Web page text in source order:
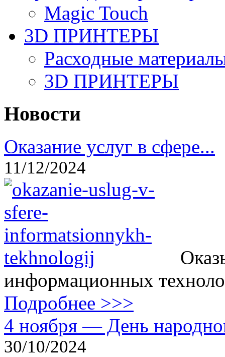
Magic Touch
3D ПРИНТЕРЫ
Расходные
3D ПРИНТЕРЫ
Новости
Оказание услуг в сфере...
11/12/2024
информационных
Подробнее >>>
4 ноября — День
30/10/2024